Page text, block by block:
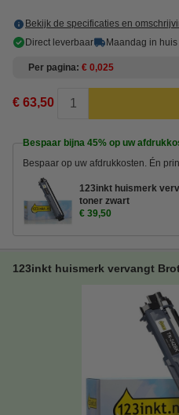
Bekijk de specificaties en
Direct leverbaar
Maandag in huis
Per pagina € 0,025
€ 63,50
Bespaar bijna 45% op uw
Bespaar op uw afdrukkosten. Én
123inkt huismerk
toner zwart
€ 39,50
123inkt huismerk vervangt